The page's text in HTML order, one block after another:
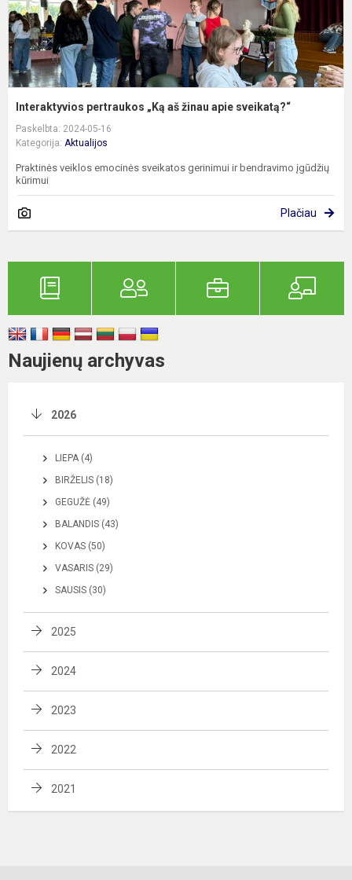
Interaktyvios pertraukos „Ką aš žinau apie sveikatą?“
Paskelbta: 2024-05-16
Kategorija: Aktualijos
Praktinės veiklos emocinės sveikatos gerinimui ir bendravimo įgūdžių
kūrimui
Plačiau
Naujienų archyvas
2026
LIEPA (4)
BIRŽELIS (18)
GEGUŽĖ (49)
BALANDIS (43)
KOVAS (50)
VASARIS (29)
SAUSIS (30)
2025
2024
2023
2022
2021